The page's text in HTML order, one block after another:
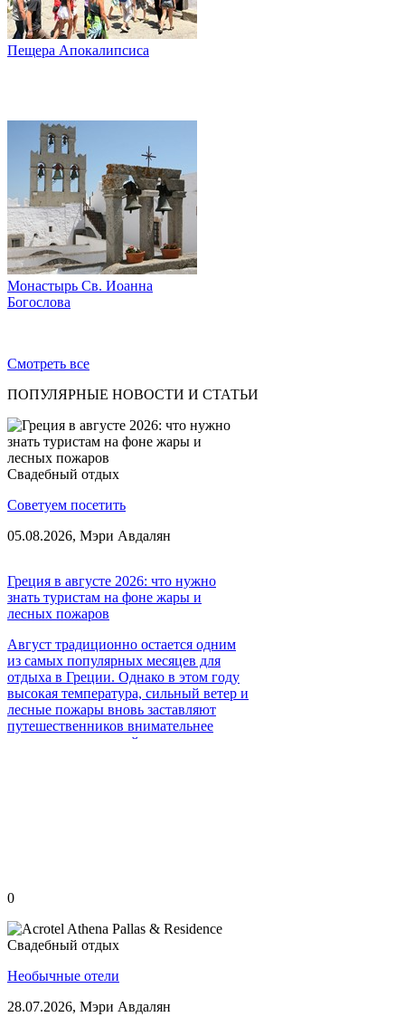
Пещера Апокалипсиса
Монастырь Св. Иоанна
Богослова
Смотреть все
ПОПУЛЯРНЫЕ НОВОСТИ И СТАТЬИ
Свадебный отдых
Советуем посетить
05.08.2026, Мэри Авдалян
Греция в августе 2026: что нужно
знать туристам на фоне жары и
лесных пожаров
Август традиционно остается одним
из самых популярных месяцев для
отдыха в Греции. Однако в этом году
высокая температура, сильный ветер и
лесные пожары вновь заставляют
путешественников внимательнее
следить за ситуацией в стране.
0
Свадебный отдых
Необычные отели
28.07.2026, Мэри Авдалян